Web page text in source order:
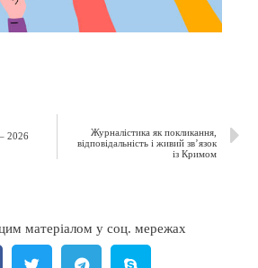
2026
Журналістика як покликання,
відповідальність і живий зв’язок
із Кримом
матеріалом у соц. мережах